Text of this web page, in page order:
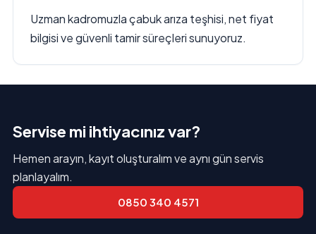
Uzman kadromuzla çabuk arıza teşhisi, net fiyat
bilgisi ve güvenli tamir süreçleri sunuyoruz.
Servise mi ihtiyacınız var?
Hemen arayın, kayıt oluşturalım ve aynı gün servis
planlayalım.
0850 340 4571